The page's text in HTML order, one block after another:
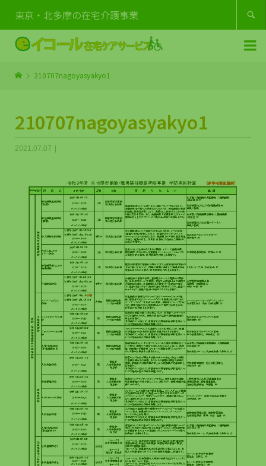
東京・北多摩の在宅介護事業 

210707nagoyasyakyo1
210707nagoyasyakyo1
2021.07.07